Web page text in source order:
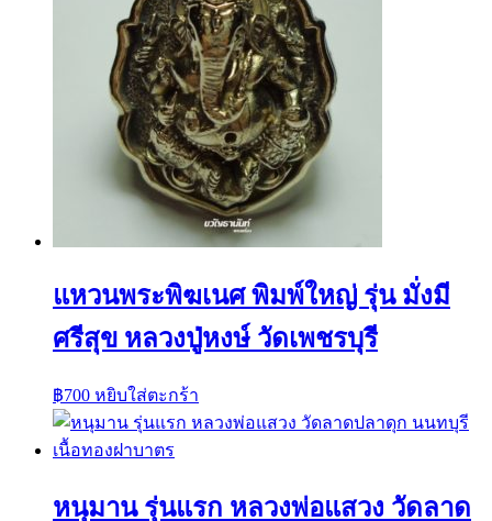
แหวนพระพิฆเนศ พิมพ์ใหญ่ รุ่น มั่งมี
ศรีสุข หลวงปู่หงษ์ วัดเพชรบุรี
฿700 หยิบใส่ตะกร้า
หนุมาน รุ่นแรก หลวงพ่อแสวง วัดลาด